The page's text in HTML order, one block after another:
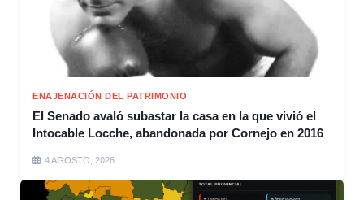
ENAJENACIÓN DEL PATRIMONIO
El Senado avaló subastar la casa en la que vivió el
Intocable Locche, abandonada por Cornejo en 2016
4 AGOSTO, 2026